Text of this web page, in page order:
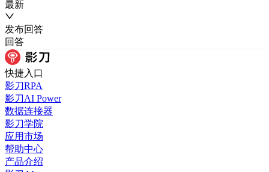
最新
发布回答
回答
快捷入口
影刀RPA
影刀AI Power
数据连接器
影刀学院
应用市场
帮助中心
产品介绍